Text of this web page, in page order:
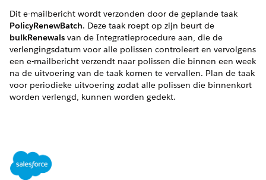
Dit e-mailbericht wordt verzonden door de geplande taak
PolicyRenewBatch. Deze taak roept op zijn beurt de
bulkRenewals van de Integratieprocedure aan, die de
verlengingsdatum voor alle polissen controleert en vervolgens
een e-mailbericht verzendt naar polissen die binnen een week
na de uitvoering van de taak komen te vervallen. Plan de taak
voor periodieke uitvoering zodat alle polissen die binnenkort
worden verlengd, kunnen worden gedekt.
Laat ons weten wat we kunnen doen om te verbeteren!